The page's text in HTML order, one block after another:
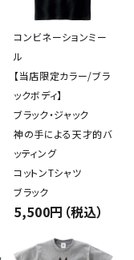
コンビネーションミー
ル
【当店限定カラー/ブラ
ックボディ】
ブラック・ジャック
神の手による天才的バ
ッティング
コットンTシャツ
ブラック
5,500円（税込）